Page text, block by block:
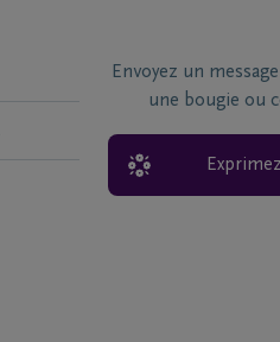
Envoyez un
une bougie ou